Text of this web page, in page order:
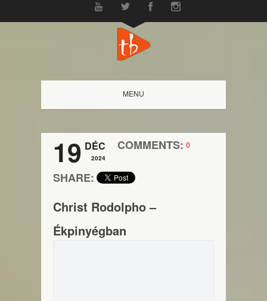
MENU
19 DÉC
2024
COMMENTS: 0
SHARE:
Christ Rodolpho –
Ékpinyégban